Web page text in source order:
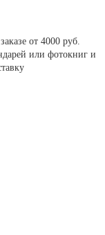
от 4000 руб.
или фотокниг и